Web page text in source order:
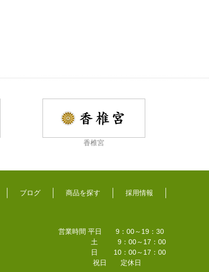
香椎宮
ブログ 商品を探す 採用情報
営業時間 平日 9：00～19：30
土 9：00～17：00
日 10：00～17：00
祝日 定休日